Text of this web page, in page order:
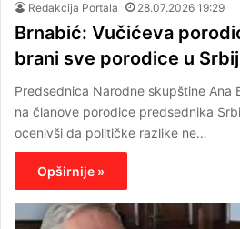
Redakcija Portala 28.07.2026 19:29
Brnabić: Vučićeva
brani sve porodice u
Predsednica Narodne skupštine Ana
na članove porodice predsednika
ocenivši da političke razlike ne…
Opširnije »